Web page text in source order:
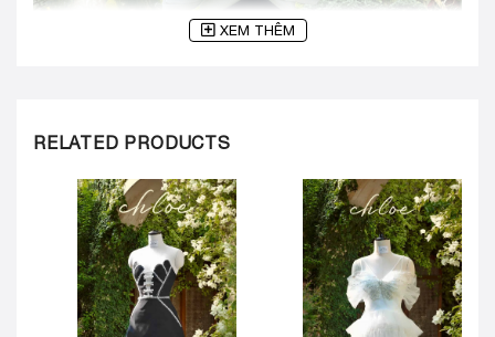
XEM THÊM
RELATED PRODUCTS